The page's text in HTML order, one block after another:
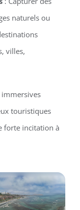
naturels ou
villes,
touristiques
forte incitation à